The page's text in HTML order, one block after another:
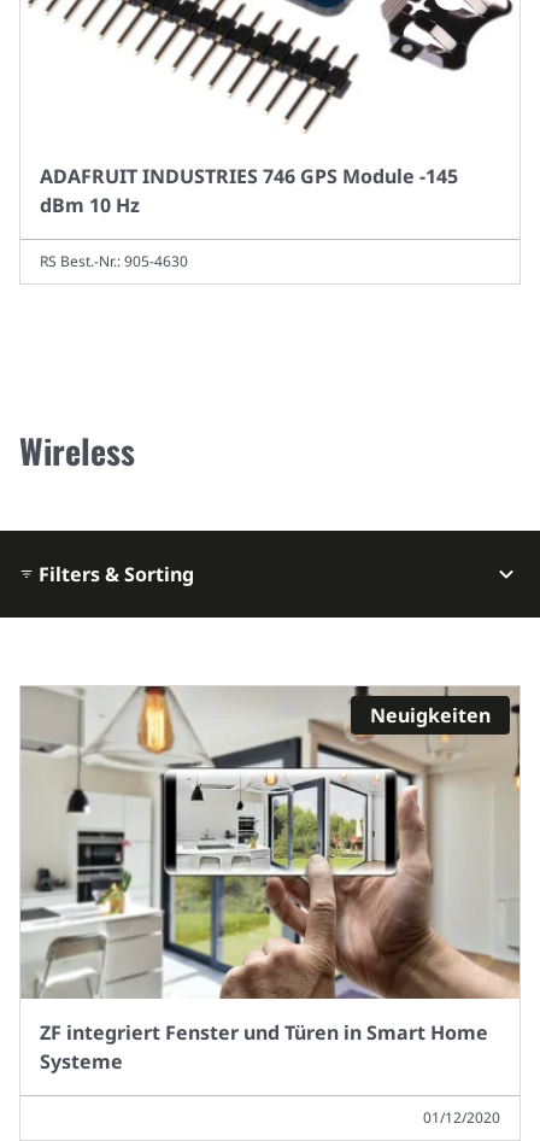
ADAFRUIT INDUSTRIES 746 GPS Module -145
dBm 10 Hz
RS Best.-Nr.: 905-4630
Wireless
Filters & Sorting
Neuigkeiten
ZF integriert Fenster und Türen in Smart Home
Systeme
01/12/2020